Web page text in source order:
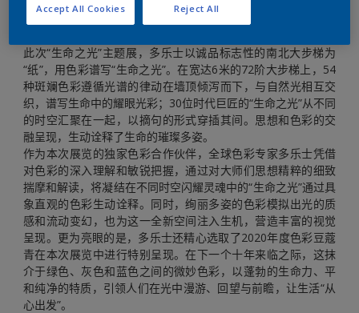
此次“生命之光”主题展，多乐士以诚品标志性的南北大步梯为
“纸”，用色彩谱写“生命之光”。在宽达6米的72阶大步梯上，54
种斑斓色彩遵循光谱的律动在墙顶倾泻而下，与自然光相互交
织，谱写生命中的耀眼光彩；30位时代巨匠的“生命之光”从不同
的时空汇聚在一起，以摘句的形式穿插其间。思想和色彩的交
融呈现，生动诠释了生命的璀璨多姿。
作为本次展览的独家色彩合作伙伴，全球色彩专家多乐士凭借
对色彩的深入理解和敏锐把握，通过对大师们思想精粹的细致
揣摩和解读，将凝结在不同时空闪耀灵魂中的“生命之光”通过具
象直观的色彩生动诠释。同时，绚丽多姿的色彩模拟出光的质
感和流动变幻，也为这一全新空间注入生机，营造丰富的视觉
呈现。更为亮眼的是，多乐士还精心选取了2020年度色彩豆蔻
青在本次展览中进行特别呈现。在下一个十年来临之际，这抹
介于绿色、灰色和蓝色之间的微妙色彩，以蓬勃的生命力、平
和纯净的特质，引领人们在光中漫游、回望与前瞻，让生活“从
心出发”。
Reject All
Accept All Cookies